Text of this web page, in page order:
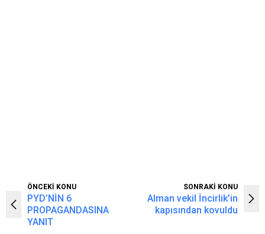
ÖNCEKİ KONU
PYD’NİN 6
PROPAGANDASINA
YANIT
SONRAKİ KONU
Alman vekil İncirlik’in
kapısından kovuldu